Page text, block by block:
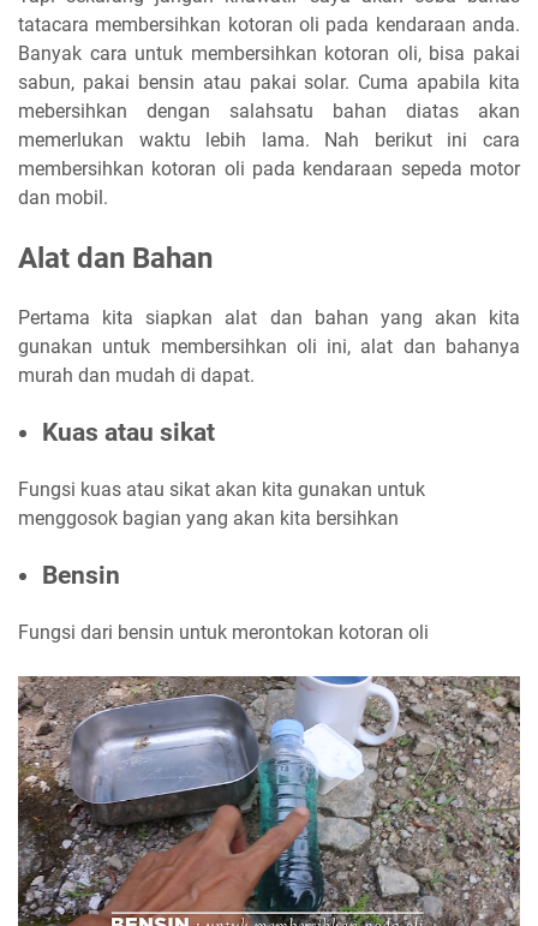
tatacara membersihkan kotoran oli pada kendaraan anda.
Banyak cara untuk membersihkan kotoran oli, bisa pakai
sabun, pakai bensin atau pakai solar. Cuma apabila kita
mebersihkan dengan salahsatu bahan diatas akan
memerlukan waktu lebih lama. Nah berikut ini cara
membersihkan kotoran oli pada kendaraan sepeda motor
dan mobil.
Alat dan Bahan
Pertama kita siapkan alat dan bahan yang akan kita
gunakan untuk membersihkan oli ini, alat dan bahanya
murah dan mudah di dapat.
Kuas atau sikat
Fungsi kuas atau sikat akan kita gunakan untuk
menggosok bagian yang akan kita bersihkan
Bensin
Fungsi dari bensin untuk merontokan kotoran oli